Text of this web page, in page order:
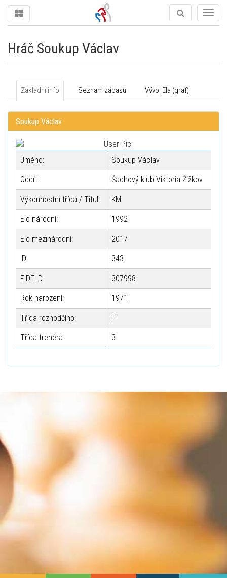
Hráč Soukup Václav
Základní info Seznam zápasů Vývoj Ela (graf)
Soukup Václav
Jméno: Soukup Václav
Oddíl: Šachový klub Viktoria Žižkov
Výkonnostní třída / Titul: KM
Elo národní: 1992
Elo mezinárodní: 2017
ID: 343
FIDE ID: 307998
Rok narození: 1971
Třída rozhodčího: F
Třída trenéra: 3